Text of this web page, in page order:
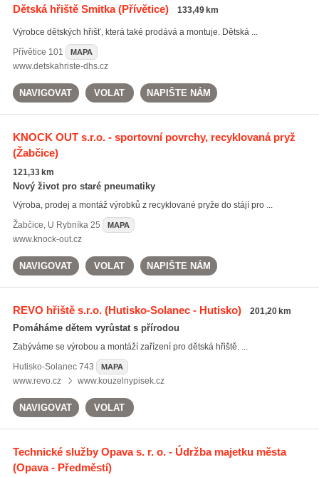
Dětská hřiště Smitka(Přívětice) 133,49 km
Výrobce dětských hřišť, která také prodává a montuje. Dětská ...
Přívětice 101 MAPA
www.detskahriste-dhs.cz
NAVIGOVAT VOLAT NAPIŠTE NÁM
KNOCK OUT s.r.o. - sportovní povrchy, recyklovaná pryž
(Žabčice)
121,33 km
Nový život pro staré pneumatiky
Výroba, prodej a montáž výrobků z recyklované pryže do stájí pro ...
Žabčice, U Rybníka 25 MAPA
www.knock-out.cz
NAVIGOVAT VOLAT NAPIŠTE NÁM
REVO hřiště s.r.o.(Hutisko-Solanec - Hutisko) 201,20 km
Pomáháme dětem vyrůstat s přírodou
Zabýváme se výrobou a montáží zařízení pro dětská hřiště. ...
Hutisko-Solanec743 MAPA
www.revo.cz www.kouzelnypisek.cz
NAVIGOVAT VOLAT
Technické služby Opava s. r. o. - Údržba majetku města
(Opava - Předměstí)